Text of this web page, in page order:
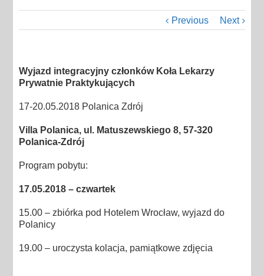
Previous Next
Wyjazd integracyjny członków Koła Lekarzy
Prywatnie Praktykujących
17-20.05.2018 Polanica Zdrój
Villa Polanica, ul. Matuszewskiego 8, 57-320
Polanica-Zdrój
Program pobytu:
17.05.2018 – czwartek
15.00 – zbiórka pod Hotelem Wrocław, wyjazd do
Polanicy
19.00 – uroczysta kolacja, pamiątkowe zdjęcia